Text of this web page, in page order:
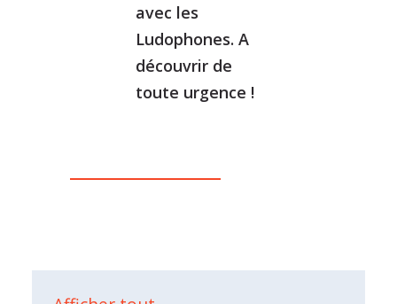
avec les
Ludophones. A
découvrir de
toute urgence !